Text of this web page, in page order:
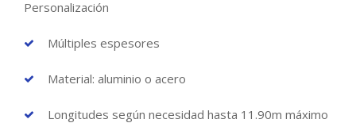
Personalización
Múltiples espesores
Material: aluminio o acero
Longitudes según necesidad hasta 11.90m máximo